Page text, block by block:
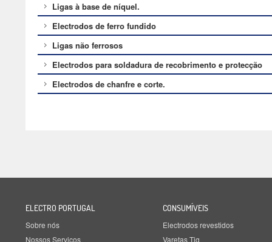
Ligas à base de níquel.
Electrodos de ferro fundido
Ligas não ferrosos
Electrodos para soldadura de recobrimento e protecção
Electrodos de chanfre e corte.
ELECTRO PORTUGAL
Sobre nós
Nossos Serviços
CONSUMÍVEIS
Electrodos revestidos
Varetas Tig